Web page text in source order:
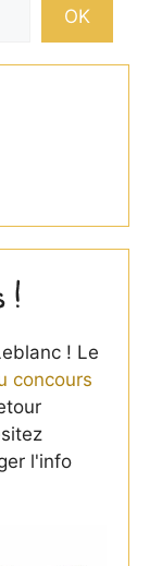
OK
!
! Le
concours
l'info